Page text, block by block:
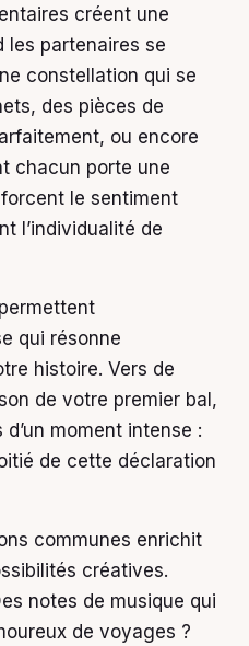
créent une
les partenaires se
constellation qui se
des pièces de
ou encore
chacun porte une
le sentiment
l’individualité de
qui résonne
histoire. Vers de
de votre premier bal,
moment intense :
de cette déclaration
communes enrichit
créatives.
notes de musique qui
de voyages ?